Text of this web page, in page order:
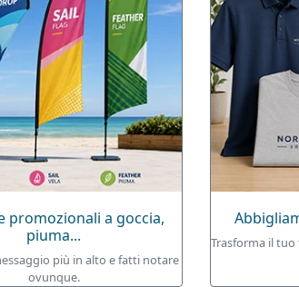
promozionali a goccia,
piuma...
più in alto e fatti notare
ovunque.
Trasforma il